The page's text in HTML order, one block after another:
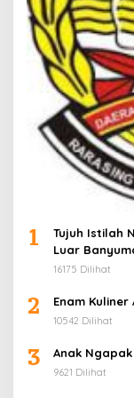
1
Tujuh Istilah
Luar
16175 Dilihat
2 Enam
10542 Dilihat
3 Anak
9621 Dilihat